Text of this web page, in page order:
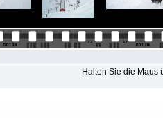
Halten Sie die Maus